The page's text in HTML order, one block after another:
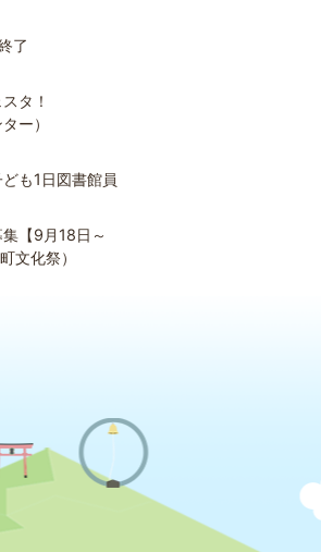
了
タ！
ー）
ども1日図書館員
【9月18日～
文化祭）